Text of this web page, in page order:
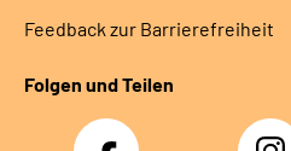
Feedback zur Barrierefreiheit
Folgen und Teilen
Facebook